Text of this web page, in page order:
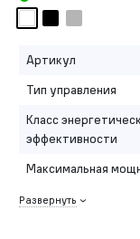
Артикул
Тип управления
Класс
эффективности
Максимальная
Развернуть